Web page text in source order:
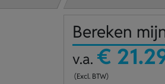
Bereken
v.a. €
(Excl. BTW)